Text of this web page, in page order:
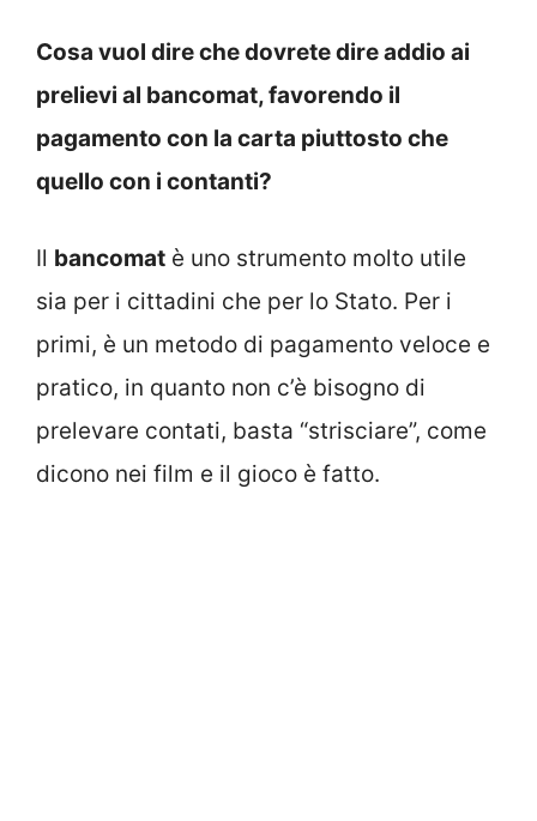
Cosa vuol dire che dovrete dire addio ai
prelievi al bancomat, favorendo il
pagamento con la carta piuttosto che
quello con i contanti?
Il bancomat è uno strumento molto utile
sia per i cittadini che per lo Stato. Per i
primi, è un metodo di pagamento veloce e
pratico, in quanto non c’è bisogno di
prelevare contati, basta “strisciare”, come
dicono nei film e il gioco è fatto.